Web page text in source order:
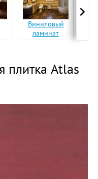
Виниловый
ламинат
плитка Atlas